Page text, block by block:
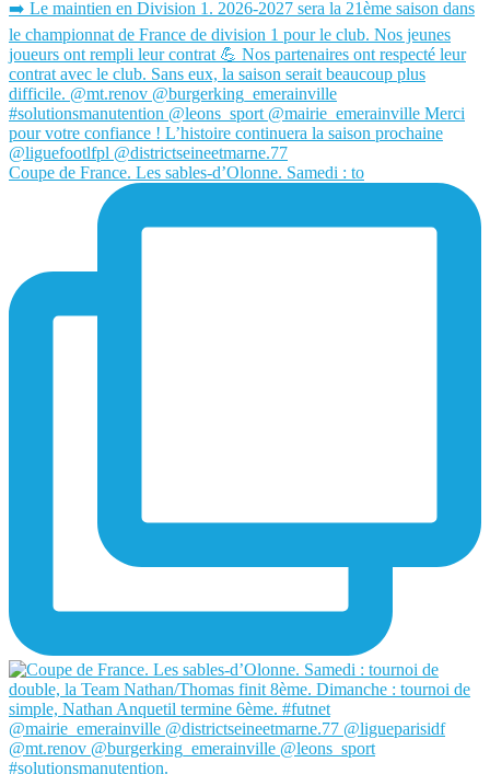
Coupe de France. Les sables-d’Olonne. Samedi : to